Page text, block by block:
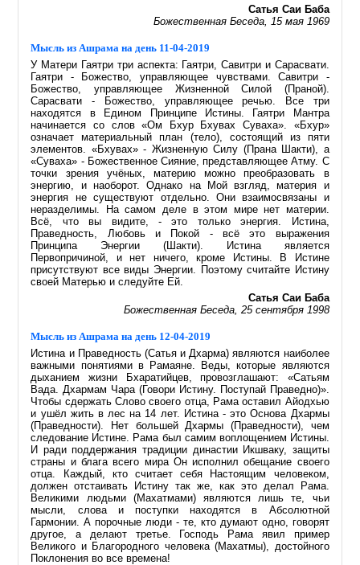
Сатья Саи Баба
Божественная Беседа, 15 мая 1969
Мысль из Ашрама на день 11-04-2019
У Матери Гаятри три аспекта: Гаятри, Савитри и Сарасвати.
Гаятри - Божество, управляющее чувствами. Савитри -
Божество, управляющее Жизненной Силой (Праной).
Сарасвати - Божество, управляющее речью. Все три
находятся в Едином Принципе Истины. Гаятри Мантра
начинается со слов «Ом Бхур Бхувах Суваха». «Бхур»
означает материальный план (тело), состоящий из пяти
элементов. «Бхувах» - Жизненную Силу (Прана Шакти), а
«Суваха» - Божественное Сияние, представляющее Атму. С
точки зрения учёных, материю можно преобразовать в
энергию, и наоборот. Однако на Мой взгляд, материя и
энергия не существуют отдельно. Они взаимосвязаны и
неразделимы. На самом деле в этом мире нет материи.
Всё, что вы видите, - это только энергия. Истина,
Праведность, Любовь и Покой - всё это выражения
Принципа Энергии (Шакти). Истина является
Первопричиной, и нет ничего, кроме Истины. В Истине
присутствуют все виды Энергии. Поэтому считайте Истину
своей Матерью и следуйте Ей.
Сатья Саи Баба
Божественная Беседа, 25 сентября 1998
Мысль из Ашрама на день 12-04-2019
Истина и Праведность (Сатья и Дхарма) являются наиболее
важными понятиями в Рамаяне. Веды, которые являются
дыханием жизни Бхаратийцев, провозглашают: «Сатьям
Вада. Дхармам Чара (Говори Истину. Поступай Праведно)».
Чтобы сдержать Слово своего отца, Рама оставил Айодхью
и ушёл жить в лес на 14 лет. Истина - это Основа Дхармы
(Праведности). Нет большей Дхармы (Праведности), чем
следование Истине. Рама был самим воплощением Истины.
И ради поддержания традиции династии Икшваку, защиты
страны и блага всего мира Он исполнил обещание своего
отца. Каждый, кто считает себя Настоящим человеком,
должен отстаивать Истину так же, как это делал Рама.
Великими людьми (Махатмами) являются лишь те, чьи
мысли, слова и поступки находятся в Абсолютной
Гармонии. А порочные люди - те, кто думают одно, говорят
другое, а делают третье. Господь Рама явил пример
Великого и Благородного человека (Махатмы), достойного
Поклонения во все времена!